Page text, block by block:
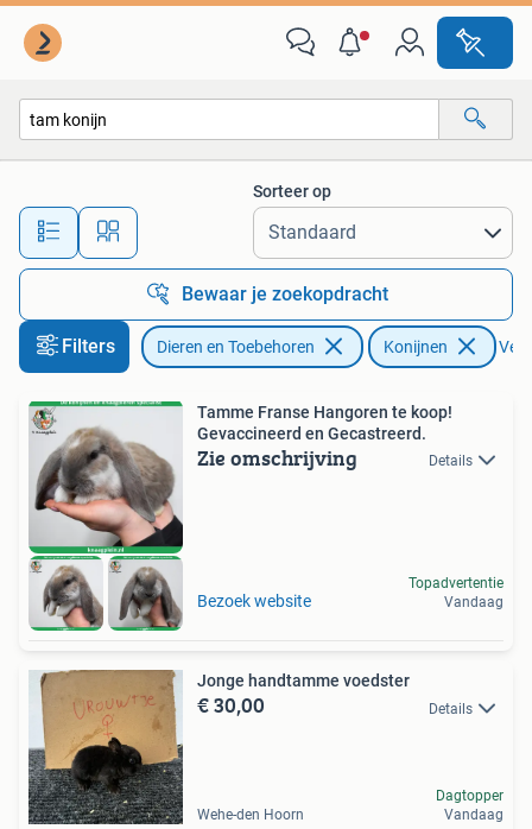
Alle afstanden…
Sorteer op
Bewaar je zoekopdracht
Filters Dieren en Toebehoren Konijnen
Tamme Franse Hangoren te koop!
Gevaccineerd en Gecastreerd.
Zie omschrijving Details
Bezoek website
Topadvertentie
Vandaag
Jonge handtamme voedster
€ 30,00 Details
Wehe-den Hoorn
Dagtopper
Vandaag